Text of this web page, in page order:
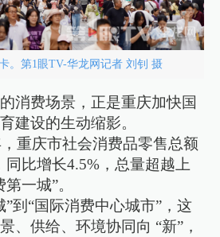
。第1眼TV-华龙网记者 刘钊 摄
消费场景，正是重庆加快国
建设的生动缩影。
重庆市社会消费品零售总额
同比增长4.5%，总量超越上
一城”。
”到“国际消费中心城市”，这
、供给、环境协同向 “新”，